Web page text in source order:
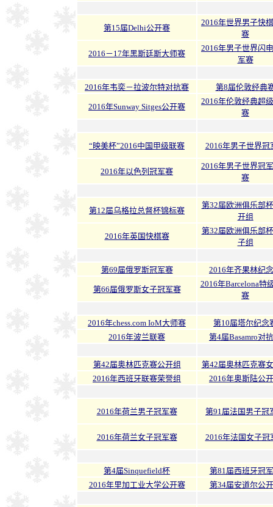
第15届Delhi公开赛
2016年世界男子快
赛
2016－17年黑斯廷斯大师赛
2016年男子世界闪
军赛
2016年韦奕－拉波尔特对抗赛 第8届伦敦经典
2016年Sunway Sitges公开赛
2016年伦敦经典超
赛
“映美杯”2016中国甲级联赛 2016年男子世界冠
2016年以色列冠军赛
2016年男子世界冠
赛
第12届乌格拉总督杯锦标赛
第32届欧洲俱乐部
开组
2016年英国快棋赛
第32届欧洲俱乐部
子组
第69届俄罗斯冠军赛 2016年齐果林纪
第66届俄罗斯女子冠军赛
2016年Barcelona特
赛
2016年chess.com IoM大师赛
第10届塔尔纪念
2016年波兰联赛
第4届Basamro对
第42届奥林匹克赛公开组
第42届奥林匹克赛
2016年西班牙联赛荣誉组
2016年奥斯陆公
2016年荷兰男子冠军赛 第91届法国男子冠
2016年荷兰女子冠军赛 2016年法国女子冠
第4届Sinquefield杯
第81届西班牙冠
2016年里加工业大学公开赛
第34届安道尔公